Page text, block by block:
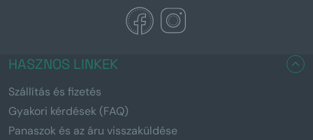
HASZNOS LINKEK
Szállítás és fizetés
Gyakori kérdések (FAQ)
Panaszok és az áru visszaküldése